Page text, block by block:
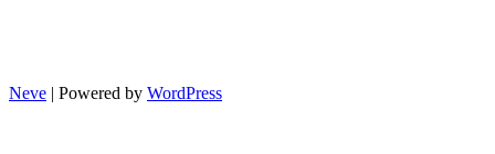
Neve | Powered by WordPress